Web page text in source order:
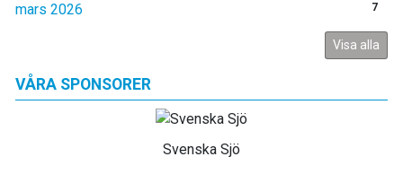
mars 2026 7
Visa alla
VÅRA SPONSORER
Svenska Sjö